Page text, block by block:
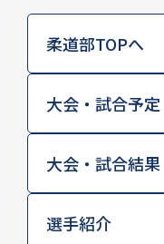
柔道部TOPへ
大会・試合予定
大会・試合結果
選手紹介